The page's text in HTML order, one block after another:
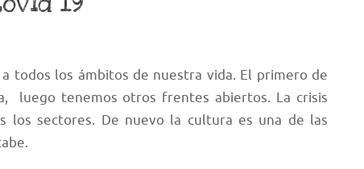
todos los ámbitos de nuestra vida. El primero de
luego tenemos otros frentes abiertos. La crisis
los sectores. De nuevo la cultura es una de las